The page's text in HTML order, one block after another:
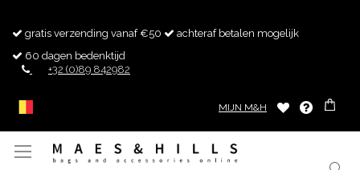
gratis verzending vanaf €50
achteraf betalen mogelijk
60 dagen bedenktijd
+32 (0)89 842982
MIJN M&H
Toggle